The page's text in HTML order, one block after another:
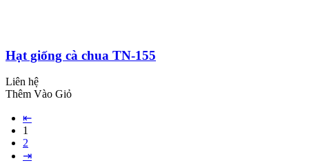
Hạt giống cà chua TN-155
Liên hệ
Thêm Vào Giỏ
⇤
1
2
⇥